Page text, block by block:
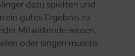
dazu spielten und
ein gutes Ergebnis zu
Mitwirkende wissen,
oder singen musste.